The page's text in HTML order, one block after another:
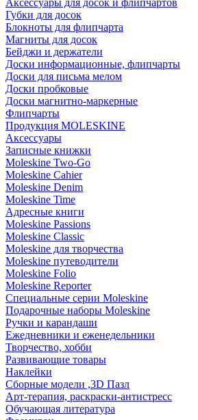
Аксессуары для досок и флипчартов
Губки для досок
Блокноты для флипчарта
Магниты для досок
Бейджи и держатели
Доски информационные, флипчарты
Доски для письма мелом
Доски пробковые
Доски магнитно-маркерные
Флипчарты
Продукция MOLESKINE
Аксессуары
Записные книжки
Moleskine Two-Go
Moleskine Cahier
Moleskine Denim
Moleskine Time
Адресные книги
Moleskine Passions
Moleskine Classic
Moleskine для творчества
Moleskine путеводители
Moleskine Folio
Moleskine Reporter
Специальные серии Moleskine
Подарочные наборы Moleskine
Ручки и карандаши
Ежедневники и еженедельники
Творчество, хобби
Развивающие товары
Наклейки
Сборные модели ,3D Пазл
Арт-терапия, раскраски-антистресс
Обучающая литература